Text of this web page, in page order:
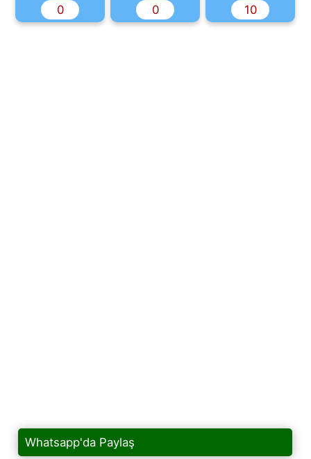
0
0
10
Whatsapp'da Paylaş